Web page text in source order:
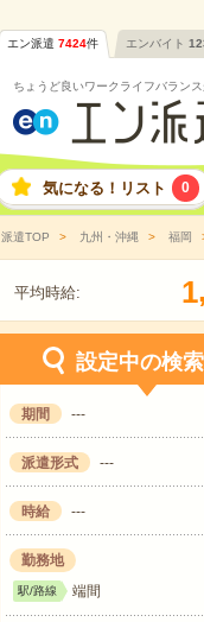
エン派遣 7424件 エンバイト
ちょうど良いワークライフバランス
気になる！リスト 0
派遣TOP 九州・沖縄 福岡
平均時給: 1,
設定中の検
期間 ---
派遣形式 ---
時給 ---
勤務地
駅/路線 端間